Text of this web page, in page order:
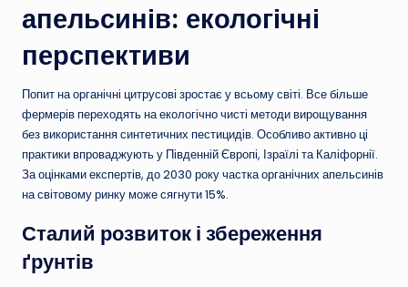
апельсинів: екологічні
перспективи
Попит на органічні цитрусові зростає у всьому світі. Все більше
фермерів переходять на екологічно чисті методи вирощування
без використання синтетичних пестицидів. Особливо активно ці
практики впроваджують у Південній Європі, Ізраїлі та Каліфорнії.
За оцінками експертів, до 2030 року частка органічних апельсинів
на світовому ринку може сягнути 15%.
Сталий розвиток і збереження
ґрунтів